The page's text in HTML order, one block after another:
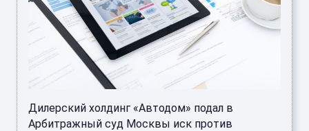
Дилерский холдинг «Автодом» подал в
Арбитражный суд Москвы иск против